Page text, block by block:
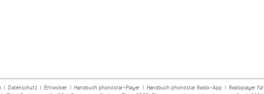
| Datenschutz| Entwickler| Handbuch phonostar-Player| Handbuch phonostar Radio-App| Radioplayer für